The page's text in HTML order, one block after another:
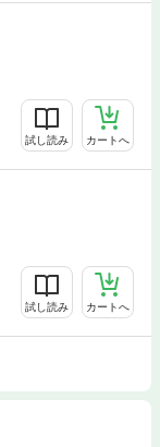
試し読み カートへ
試し読み カートへ